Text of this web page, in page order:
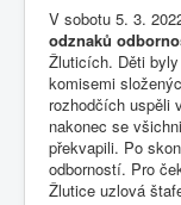
V sobotu 5. 3.
odznaků
Žluticích. Děti
komisemi
rozhodčích uspěli
nakonec se
překvapili. Po
odborností. Pro
Žlutice uzlová